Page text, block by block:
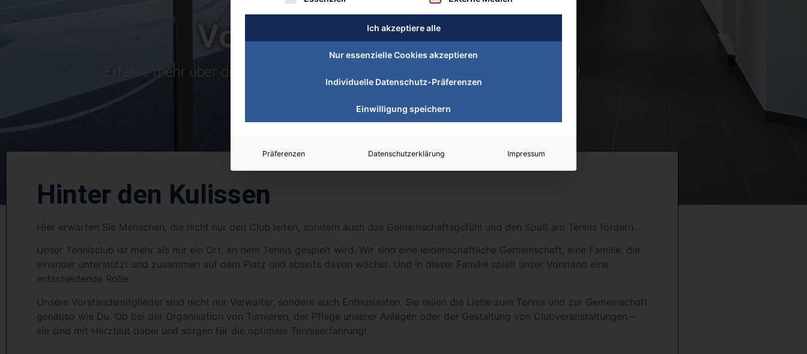
Vorstand und Team
Erfahre mehr über die engagierten Köpfe unseres Tennisclubs Schießgraben!
Hinter den Kulissen
Hier erwarten Sie Menschen, die nicht nur den Club leiten, sondern auch das Gemeinschaftsgefühl und den Spaß am Tennis fördern.
Unser Tennisclub ist mehr als nur ein Ort, an dem Tennis gespielt wird. Wir sind eine leidenschaftliche Gemeinschaft, eine Familie, die
einander unterstützt und zusammen auf dem Platz und abseits davon wächst. Und in dieser Familie spielt unser Vorstand eine
entscheidende Rolle.
Unsere Vorstandsmitglieder sind nicht nur Verwalter, sondern auch Enthusiasten. Sie teilen die Liebe zum Tennis und zur Gemeinschaft
genauso wie Du. Ob bei der Organisation von Turnieren, der Pflege unserer Anlagen oder der Gestaltung von Clubveranstaltungen –
sie sind mit Herzblut dabei und sorgen für die optimale Tenniserfahrung!
Ich akzeptiere alle
Nur essenzielle Cookies akzeptieren
Individuelle Datenschutz-Präferenzen
Einwilligung speichern
Präferenzen Datenschutzerklärung Impressum